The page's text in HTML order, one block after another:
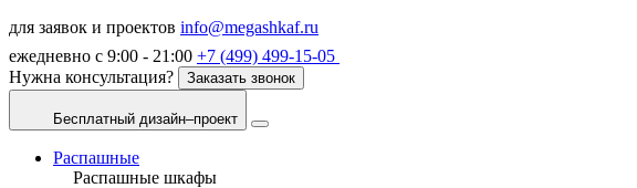
для заявок и проектов info@megashkaf.ru
ежедневно с 9:00 - 21:00 +7 (499) 499-15-05
Нужна консультация?
Заказать звонок
Бесплатный дизайн–проект
Распашные
Распашные шкафы